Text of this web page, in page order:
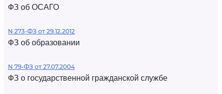
ФЗ об ОСАГО
N 273-ФЗ от 29.12.2012
ФЗ об образовании
N 79-ФЗ от 27.07.2004
ФЗ о государственной гражданской службе